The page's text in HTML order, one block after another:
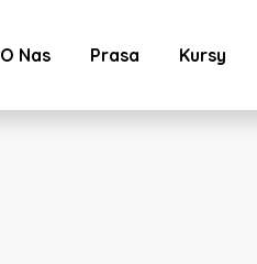
O Nas Prasa Kursy